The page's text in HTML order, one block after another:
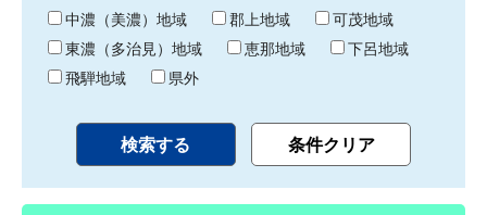
中濃（美濃）地域
郡上地域
可茂地域
東濃（多治見）地域
恵那地域
下呂地域
飛騨地域
県外